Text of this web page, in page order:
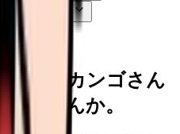
よいですか？
なら、カンゴさん
ませんか。